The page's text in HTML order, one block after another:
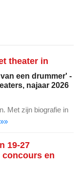
theater in
een drummer' -
najaar 2026
Met zijn biografie in
19-27
concours en